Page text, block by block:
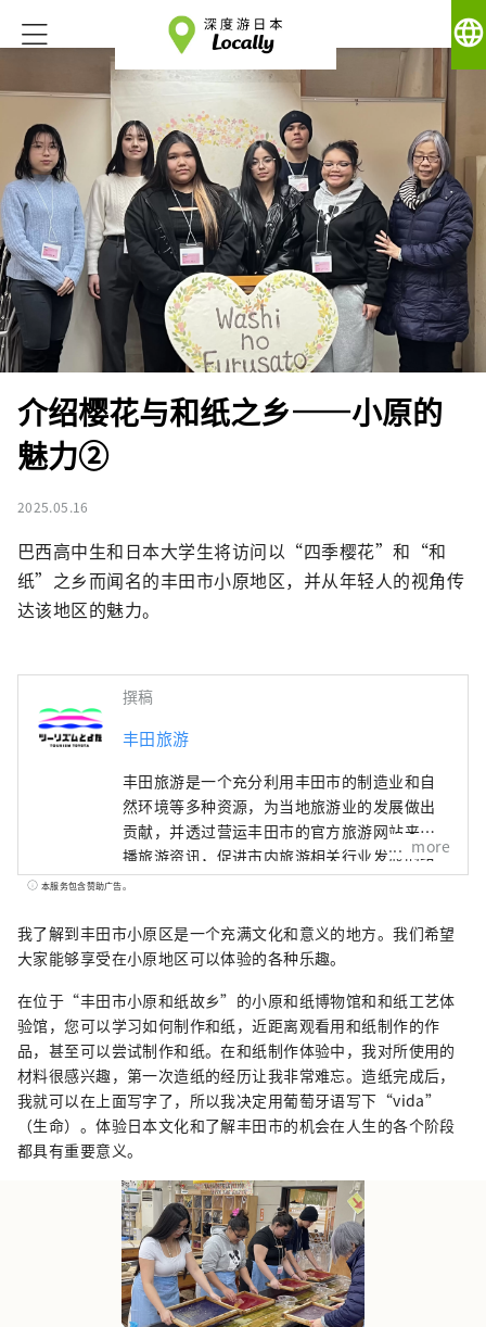
language
介绍樱花与和纸之乡——小原的
魅力②
2025.05.16
巴西高中生和日本大学生将访问以“四季樱花”和“和
纸”之乡而闻名的丰田市小原地区，并从年轻人的视角传
达该地区的魅力。
撰稿
丰田旅游
丰田旅游是一个充分利用丰田市的制造业和自
然环境等多种资源，为当地旅游业的发展做出
贡献，并透过营运丰田市的官方旅游网站来传
播旅游资讯，促进市内旅游相关行业发展的组
织。 以全国闻名的红叶胜地香岚溪为首，到东
夏祭花火大会，以及展示日本当代著名艺术作
品的丰田市美术馆等。丰田市被称为「汽车之
多样化的旅游资源和迷人的观光景点，欢迎旅
客一年四季多次造访。 为了让丰田市在未来继
续成为旅游目的地的首选城市，我们正在努力
向外展现丰田市的魅力，发掘及提升旅游资
源，并为该地区的旅游业发展作出贡献。
more
本服务包含赞助广告。
我了解到丰田市小原区是一个充满文化和意义的地方。我们希望
大家能够享受在小原地区可以体验的各种乐趣。
在位于“丰田市小原和纸故乡”的小原和纸博物馆和和纸工艺体
验馆，您可以学习如何制作和纸，近距离观看用和纸制作的作
品，甚至可以尝试制作和纸。在和纸制作体验中，我对所使用的
材料很感兴趣，第一次造纸的经历让我非常难忘。造纸完成后，
我就可以在上面写字了，所以我决定用葡萄牙语写下“vida”
（生命）。体验日本文化和了解丰田市的机会在人生的各个阶段
都具有重要意义。